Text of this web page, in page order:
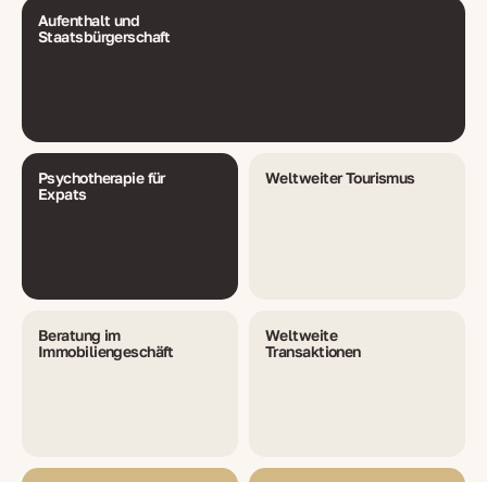
Aufenthalt und
Staatsbürgerschaft
Psychotherapie für
Expats
Weltweiter Tourismus
Beratung im
Immobiliengeschäft
Weltweite
Transaktionen